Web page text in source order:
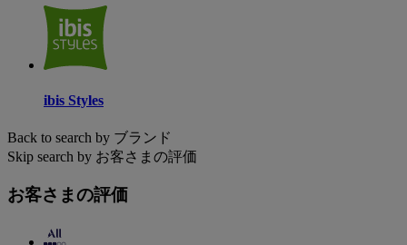
ibis Styles
Back to search by ブランド
Skip search by お客さまの評価
お客さまの評価